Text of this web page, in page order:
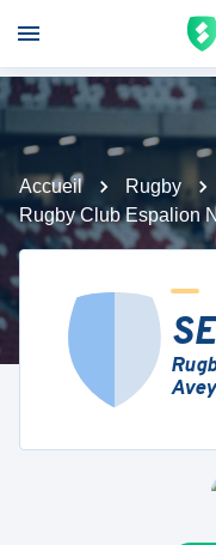
Accueil Rugby
Rugby Club Espalion